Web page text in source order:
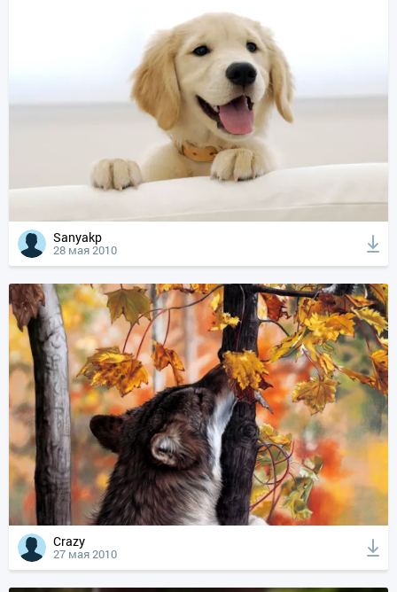
Sanyakp
28 мая 2010
Crazy
27 мая 2010